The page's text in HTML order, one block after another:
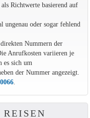
Richtwerte basierend auf
ungenau oder sogar fehlend
Nummern der
Anrufkosten variieren je
es sich um
der Nummer angezeigt.
0066.